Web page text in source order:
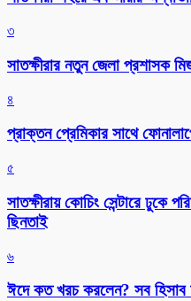
৩
সাতক্ষীরার নতুন জেলা প্রশাসক
৪
প্রাক্তন প্রেমিকার সাথে
৫
সাতক্ষীরায় কোচিং সেন্টারে ঢুকে
ছিনতাই
৬
ঈদে কত খরচ করলেন? সব হিসাব